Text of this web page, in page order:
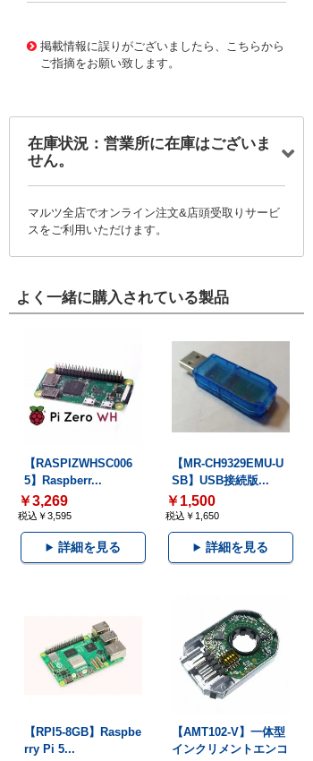
掲載情報に誤りがございましたら、こちらから
ご指摘をお願い致します。
在庫状況：営業所に在庫はございま
せん。
マルツ全店でオンライン注文&店頭受取りサービ
スをご利用いただけます。
よく一緒に購入されている製品
【RASPIZWHSC006
5】Raspberr...
￥3,269
税込￥3,595
詳細を見る
【MR-CH9329EMU-U
SB】USB接続版...
￥1,500
税込￥1,650
詳細を見る
【RPI5-8GB】Raspbe
rry Pi 5...
【AMT102-V】一体型
インクリメントエンコ